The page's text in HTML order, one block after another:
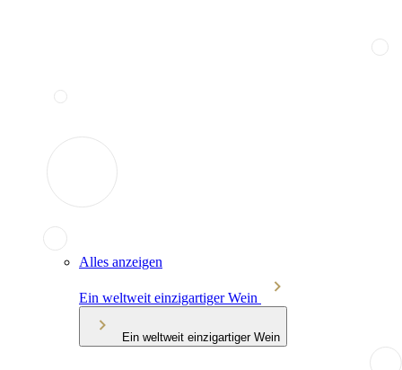
Alles anzeigen
Ein weltweit einzigartiger Wein
Ein weltweit einzigartiger Wein